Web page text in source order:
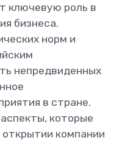
ключевую роль в
бизнеса.
норм и
непредвиденных
в стране.
которые
компании